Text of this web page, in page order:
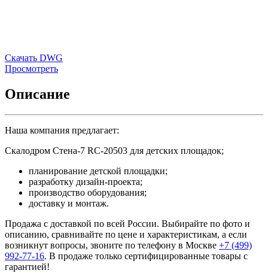
Скачать DWG
Просмотреть
Описание
Наша компания предлагает:
Скалодром Стена-7 RC-20503 для детских площадок;
планирование детской площадки;
разработку дизайн-проекта;
производство оборудования;
доставку и монтаж.
Продажа с доставкой по всей России. Выбирайте по фото и
описанию, сравнивайте по цене и характеристикам, а если
возникнут вопросы, звоните по телефону в Москве +7 (499)
992-77-16. В продаже только сертифицированные товары с
гарантией!